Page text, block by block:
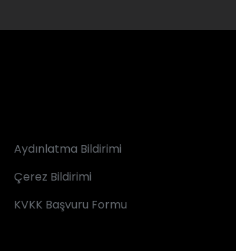
Aydınlatma Bildirimi
Çerez Bildirimi
KVKK Başvuru Formu